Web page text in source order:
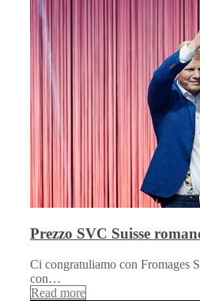
Prezzo SVC Suisse
Ci congratuliamo con Fromages
con…
Read more